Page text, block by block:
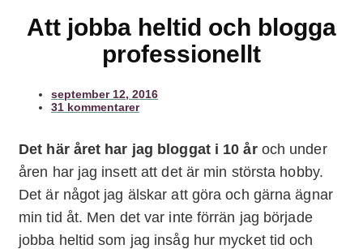
Att jobba heltid och blogga
professionellt
september 12, 2016
31 kommentarer
Det här året har jag bloggat i 10 åroch under
åren har jag insett att det är min största hobby.
Det är något jag älskar att göra och gärna ägnar
min tid åt. Men det var inte förrän jag började
jobba heltid som jag insåg hur mycket tid och